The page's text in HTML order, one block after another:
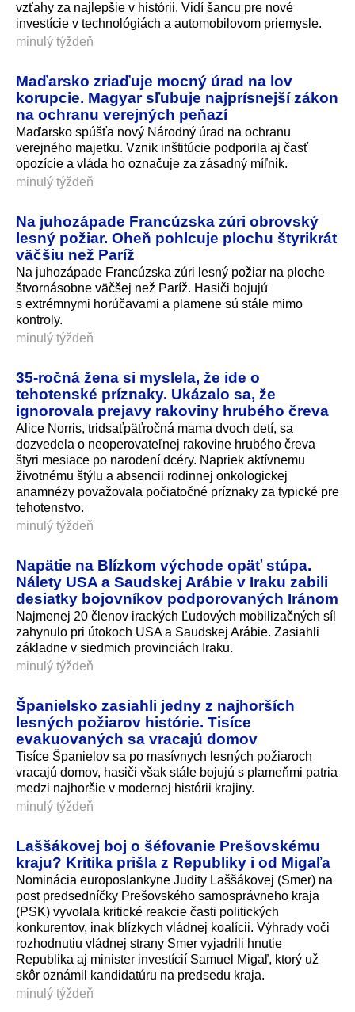
vzťahy za najlepšie v histórii. Vidí šancu pre nové
investície v technológiách a automobilovom priemysle.
minulý týždeň
Maďarsko zriaďuje mocný úrad na lov
korupcie. Magyar sľubuje najprísnejší zákon
na ochranu verejných peňazí
Maďarsko spúšťa nový Národný úrad na ochranu
verejného majetku. Vznik inštitúcie podporila aj časť
opozície a vláda ho označuje za zásadný míľnik.
minulý týždeň
Na juhozápade Francúzska zúri obrovský
lesný požiar. Oheň pohlcuje plochu štyrikrát
väčšiu než Paríž
Na juhozápade Francúzska zúri lesný požiar na ploche
štvornásobne väčšej než Paríž. Hasiči bojujú
s extrémnymi horúčavami a plamene sú stále mimo
kontroly.
minulý týždeň
35-ročná žena si myslela, že ide o
tehotenské príznaky. Ukázalo sa, že
ignorovala prejavy rakoviny hrubého čreva
Alice Norris, tridsaťpäťročná mama dvoch detí, sa
dozvedela o neoperovateľnej rakovine hrubého čreva
štyri mesiace po narodení dcéry. Napriek aktívnemu
životnému štýlu a absencii rodinnej onkologickej
anamnézy považovala počiatočné príznaky za typické pre
tehotenstvo.
minulý týždeň
Napätie na Blízkom východe opäť stúpa.
Nálety USA a Saudskej Arábie v Iraku zabili
desiatky bojovníkov podporovaných Iránom
Najmenej 20 členov irackých Ľudových mobilizačných síl
zahynulo pri útokoch USA a Saudskej Arábie. Zasiahli
základne v siedmich provinciách Iraku.
minulý týždeň
Španielsko zasiahli jedny z najhorších
lesných požiarov histórie. Tisíce
evakuovaných sa vracajú domov
Tisíce Španielov sa po masívnych lesných požiaroch
vracajú domov, hasiči však stále bojujú s plameňmi patria
medzi najhoršie v modernej histórii krajiny.
minulý týždeň
Laššákovej boj o šéfovanie Prešovskému
kraju? Kritika prišla z Republiky i od Migaľa
Nominácia europoslankyne Judity Laššákovej (Smer) na
post predsedníčky Prešovského samosprávneho kraja
(PSK) vyvolala kritické reakcie časti politických
konkurentov, inak blízkych vládnej koalícii. Výhrady voči
rozhodnutiu vládnej strany Smer vyjadrili hnutie
Republika aj minister investícií Samuel Migaľ, ktorý už
skôr oznámil kandidatúru na predsedu kraja.
minulý týždeň